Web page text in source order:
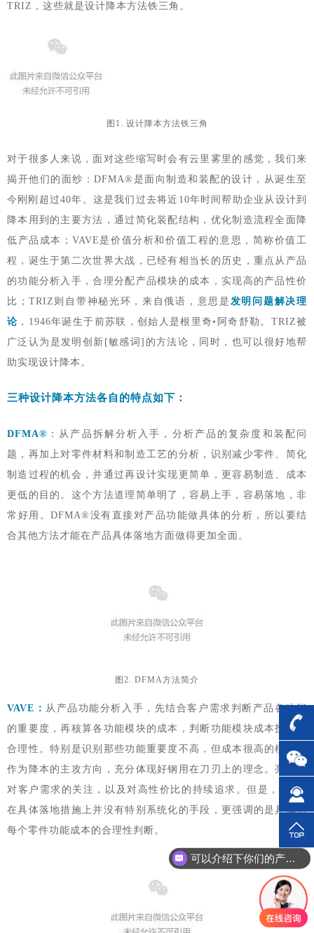
TRIZ，这些就是设计降本方法铁三角。
图1 . 设计降本方法铁三角
对于很多人来说，面对这些缩写时会有云里雾里的感觉，我们来
揭开他们的面纱：DFMA®是面向制造和装配的设计，从诞生至
今刚刚超过40年。这是我们过去将近10年时间帮助企业从设计到
降本用到的主要方法，通过简化装配结构，优化制造流程全面降
低产品成本；VAVE是价值分析和价值工程的意思，简称价值工
程，诞生于第二次世界大战，已经有相当长的历史，重点从产品
的功能分析入手，合理分配产品模块的成本，实现高的产品性价
比；TRIZ则自带神秘光环，来自俄语，意思是 发明问题解决理
论 ，1946年诞生于前苏联，创始人是根里奇•阿奇舒勒。TRIZ被
广泛认为是发明创新[敏感词]的方法论，同时，也可以很好地帮
助实现设计降本。
三种设计降本方法各自的特点如下：
DFMA® ： 从产品拆解分析入手，分析产品的复杂度和装配问
题，再加上对零件材料和制造工艺的分析，识别减少零件、简化
制造过程的机会，并通过再设计实现更简单，更容易制造、成本
更低的目的。这个方法道理简单明了，容易上手，容易落地，非
常好用。DFMA®没有直接对产品功能做具体的分析，所以要结
合其他方法才能在产品具体落地方面做得更加全面。
图2. DFMA方法简介
VAVE： 从产品功能分析入手，先结合客户需求判断产品各功能
的重要度，再核算各功能模块的成本，判断功能模块成本投入的
合理性。特别是识别那些功能重要度不高，但成本很高的模块，
作为降本的主攻方向，充分体现好钢用在刀刃上的理念。亮点是
对客户需求的关注，以及对高性价比的持续追求。但是，VAVE
在具体落地措施上并没有特别系统化的手段，更强调的是具体到
每个零件功能成本的合理性判断。
可以介绍下你们的产品么？